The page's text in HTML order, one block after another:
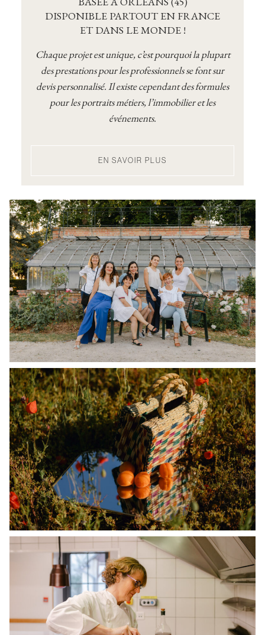
DISPONIBLE PARTOUT EN FRANCE
ET DANS LE MONDE !
Chaque projet est unique, c’est pourquoi la plupart
des prestations pour les professionnels se font sur
devis personnalisé. Il existe cependant des formules
pour les portraits métiers, l’immobilier et les
événements.
EN SAVOIR PLUS